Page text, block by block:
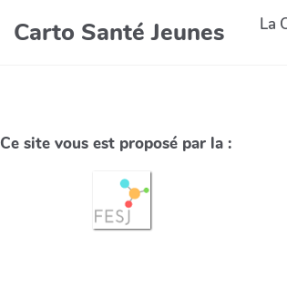
Carto Santé Jeunes La
Ce site vous est proposé par la :